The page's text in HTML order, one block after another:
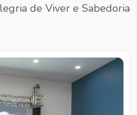
de Viver e Sabedoria